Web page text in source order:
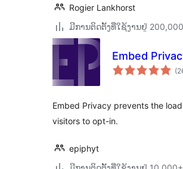
Rogier Lankhorst
ມີການຕິດຕັ້ງທີ່ໃຊ້ງານຢູ່
Embed
Embed Privacy prevents the
visitors to opt-in.
epiphyt